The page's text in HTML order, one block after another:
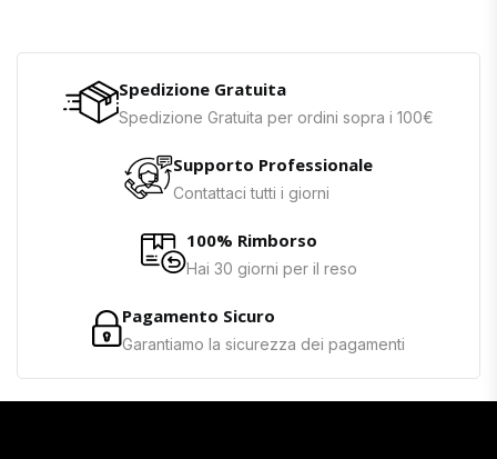
Spedizione Gratuita
Spedizione Gratuita per ordini sopra i 100€
Supporto Professionale
Contattaci tutti i giorni
100% Rimborso
Hai 30 giorni per il reso
Pagamento Sicuro
Garantiamo la sicurezza dei pagamenti